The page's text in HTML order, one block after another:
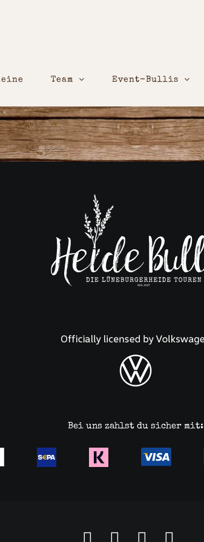
Team Event-Bullis
Bei uns zahlst du sicher mit: